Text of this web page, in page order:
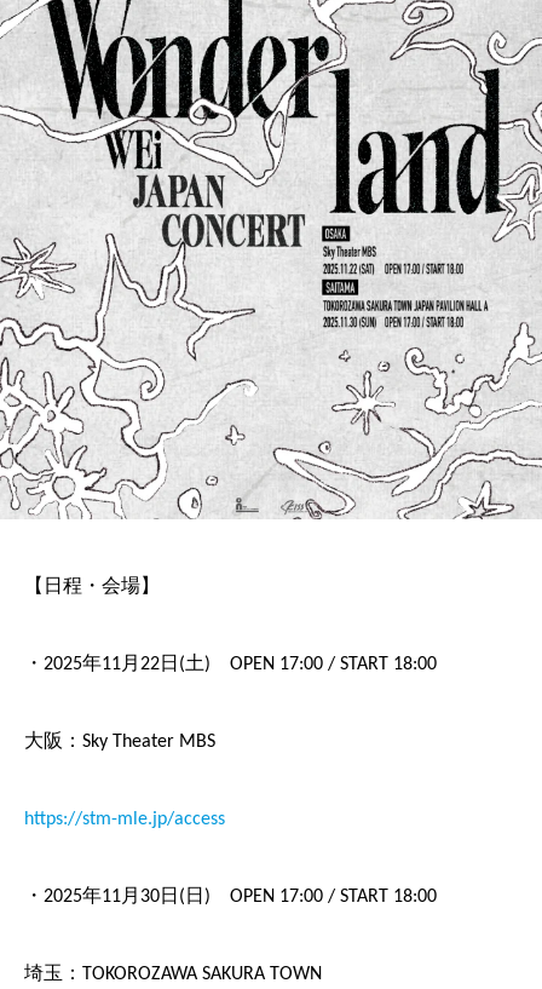
【日程・会場】
・2025年11月22日(土) OPEN 17:00 / START 18:00
大阪：Sky Theater MBS
https://stm-mle.jp/access
・2025年11月30日(日) OPEN 17:00 / START 18:00
埼玉：TOKOROZAWA SAKURA TOWN